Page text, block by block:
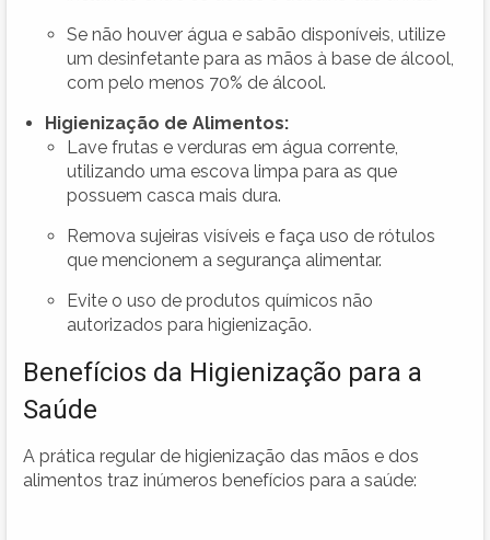
Se não houver água e sabão disponíveis, utilize
um desinfetante para as mãos à base de álcool,
com pelo menos 70% de álcool.
Higienização de Alimentos:
Lave frutas e verduras em água corrente,
utilizando uma escova limpa para as que
possuem casca mais dura.
Remova sujeiras visíveis e faça uso de rótulos
que mencionem a segurança alimentar.
Evite o uso de produtos químicos não
autorizados para higienização.
Benefícios da Higienização para a
Saúde
A prática regular de higienização das mãos e dos
alimentos traz inúmeros benefícios para a saúde: